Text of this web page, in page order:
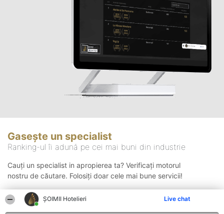
ȘOIMII Hotelieri Live chat
Gasește un specialist
Ranking-ul îi adună pe cei mai buni din industrie
Cauți un specialist in apropierea ta? Verificați motorul
nostru de căutare. Folosiți doar cele mai bune servicii!